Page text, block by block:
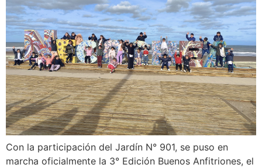
Con la participación del Jardín N° 901, se puso en
marcha oficialmente la 3° Edición Buenos Anfitriones, el